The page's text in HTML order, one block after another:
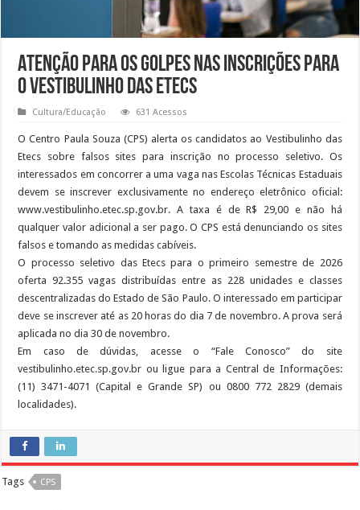
Atenção para os golpes nas inscrições para
o Vestibulinho das Etecs
Cultura/Educação 631 Acessos
O Centro Paula Souza (CPS) alerta os candidatos ao Vestibulinho das
Etecs sobre falsos sites para inscrição no processo seletivo. Os
interessados em concorrer a uma vaga nas Escolas Técnicas Estaduais
devem se inscrever exclusivamente no endereço eletrônico oficial:
www.vestibulinho.etec.sp.gov.br. A taxa é de R$ 29,00 e não há
qualquer valor adicional a ser pago. O CPS está denunciando os sites
falsos e tomando as medidas cabíveis.
O processo seletivo das Etecs para o primeiro semestre de 2026
oferta 92.355 vagas distribuídas entre as 228 unidades e classes
descentralizadas do Estado de São Paulo. O interessado em participar
deve se inscrever até as 20 horas do dia 7 de novembro. A prova será
aplicada no dia 30 de novembro.
Em caso de dúvidas, acesse o “Fale Conosco” do site
vestibulinho.etec.sp.gov.br ou ligue para a Central de Informações:
(11) 3471-4071 (Capital e Grande SP) ou 0800 772 2829 (demais
localidades).
Tags CPS